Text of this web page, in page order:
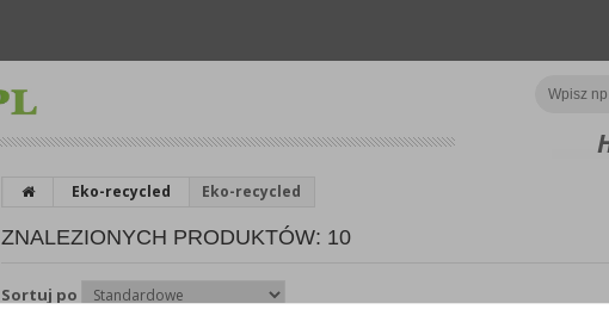
Eko-recycled Eko-recycled
ZNALEZIONYCH PRODUKTÓW: 10
Sortuj po